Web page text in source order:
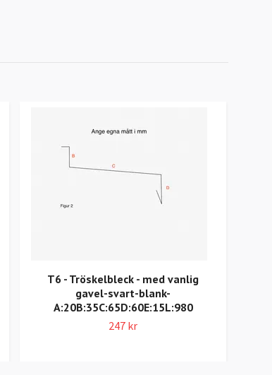
T6 - Tröskelbleck - med vanlig
gavel-svart-blank-
A:20B:35C:65D:60E:15L:980
247 kr